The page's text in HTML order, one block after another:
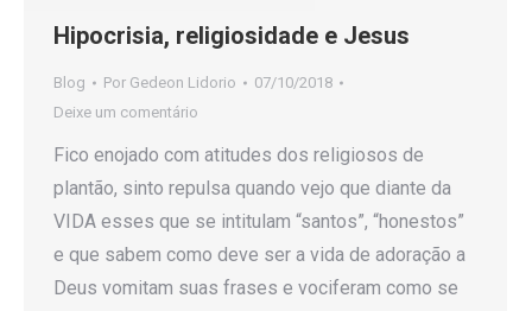
Hipocrisia, religiosidade e Jesus
Blog Por Gedeon Lidorio
07/10/2018
Deixe um comentário
Fico enojado com atitudes dos religiosos de
plantão, sinto repulsa quando vejo que diante da
VIDA esses que se intitulam “santos”, “honestos”
e que sabem como deve ser a vida de adoração a
Deus vomitam suas frases e vociferam como se